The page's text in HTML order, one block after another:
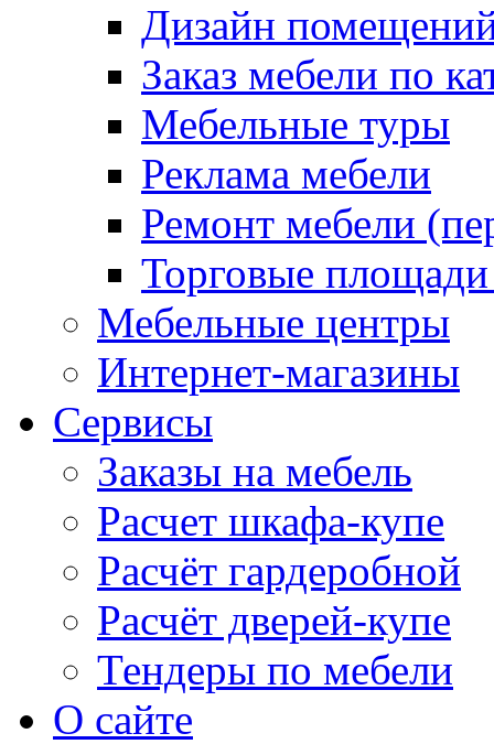
Дизайн
Заказ мебели по
Мебельные туры
Реклама мебели
Ремонт мебели
Торговые
Мебельные центры
Интернет-магазины
Сервисы
Заказы на мебель
Расчет шкафа-купе
Расчёт гардеробной
Расчёт дверей-купе
Тендеры по мебели
О сайте